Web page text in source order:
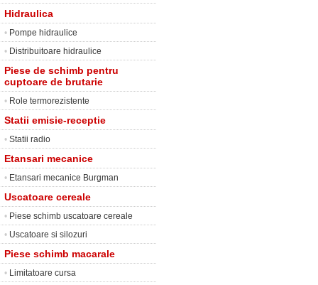
Hidraulica
• Pompe hidraulice
• Distribuitoare hidraulice
Piese de schimb pentru
cuptoare de brutarie
• Role termorezistente
Statii emisie-receptie
• Statii radio
Etansari mecanice
• Etansari mecanice Burgman
Uscatoare cereale
• Piese schimb uscatoare cereale
• Uscatoare si silozuri
Piese schimb macarale
• Limitatoare cursa